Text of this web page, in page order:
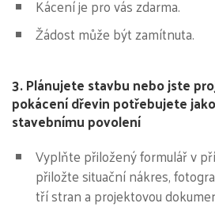
Kácení je pro vás zdarma.
Žádost může být zamítnuta.
3. Plánujete stavbu nebo jste
pokácení dřevin potřebujete
stavebnímu povolení
Vyplňte přiložený formulář v
přiložte situační nákres,
tří stran a projektovou